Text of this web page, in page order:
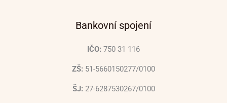
Bankovní spojení
IČO: 750 31 116
ZŠ: 51-5660150277/0100
ŠJ: 27-6287530267/0100